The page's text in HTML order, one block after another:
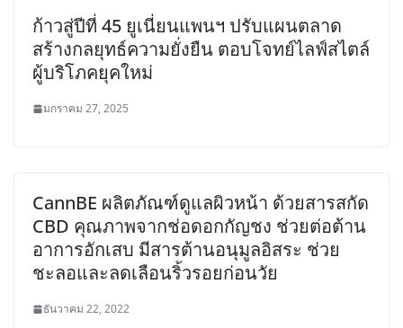
ก้าวสู่ปีที่ 45 ยูเนี่ยนแพนฯ ปรับแผนตลาด
สร้างกลยุทธ์ความยั่งยืน ตอบโจทย์ไลฟ์สไตล์
ผู้บริโภคยุคใหม่
มกราคม 27, 2025
CannBE ผลิตภัณฑ์ดูแลผิวหน้า ด้วยสารสกัด
CBD คุณภาพจากช่อดอกกัญชง ช่วยต่อต้าน
อาการอักเสบ มีสารต้านอนุมูลอิสระ ช่วย
ชะลอและลดเลือนริ้วรอยก่อนวัย
ธันวาคม 22, 2022